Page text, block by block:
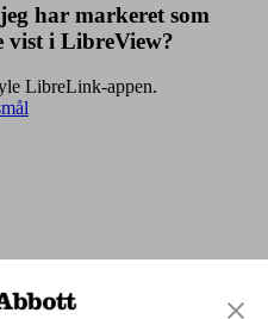
har markeret som
i LibreView?
LibreLink-appen.